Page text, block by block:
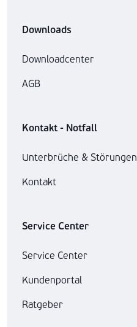
Downloads
Downloadcenter
AGB
Kontakt - Notfall
Unterbrüche & Störungen
Kontakt
Service Center
Service Center
Kundenportal
Ratgeber